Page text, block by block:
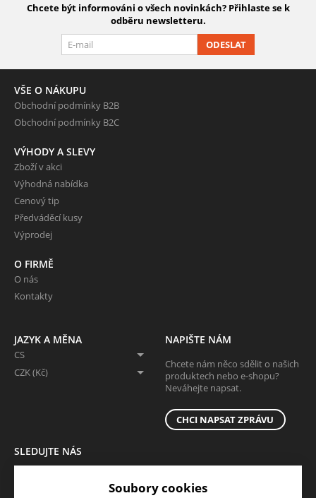
Chcete být informováni o všech novinkách? Přihlaste se k
odběru newsletteru.
ODESLAT
VŠE O NÁKUPU
Obchodní podmínky B2B
Obchodní podmínky B2C
VÝHODY A SLEVY
Zboží v akci
Výhodná nabídka
Cenový tip
Předváděcí kusy
Výprodej
O FIRMĚ
O nás
Kontakty
JAZYK A MĚNA
CS
CZK (Kč)
NAPIŠTE NÁM
Chcete nám něco sdělit o našich
produktech nebo e-shopu?
Neváhejte napsat.
CHCI NAPSAT ZPRÁVU
SLEDUJTE NÁS
Soubory cookies